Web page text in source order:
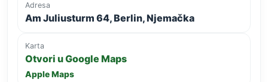
Adresa
Am Juliusturm 64, Berlin, Njemačka
Karta
Otvori u Google Maps
Apple Maps